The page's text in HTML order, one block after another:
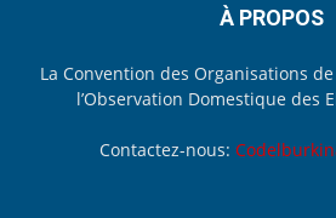
À PROPOS
La Convention des Organisations
l’Observation Domestique des
Contactez-nous: